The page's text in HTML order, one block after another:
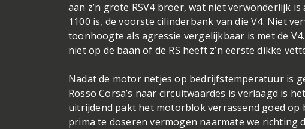
aan z’n grote RSV4 broer, wat niet verwonderlijk
1100 is, de voorste cilinderbank van die V4. Niet
toonhoogte als agressie vergelijkbaar is met de
niet op de baan of de RS heeft z’n eerste dikke
Nadat de motor netjes op bedrijfstemperatuur is
Rosso Corsa’s naar circuitwaardes is verlaagd is
uitrijdend pakt het motorblok verrassend goed
prima te doseren vermogen naarmate we richting